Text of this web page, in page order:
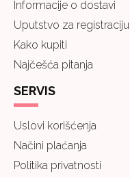
Informacije o dostavi
Uputstvo za registraciju
Kako kupiti
Najčešća pitanja
SERVIS
Uslovi korišćenja
Načini plaćanja
Politika privatnosti